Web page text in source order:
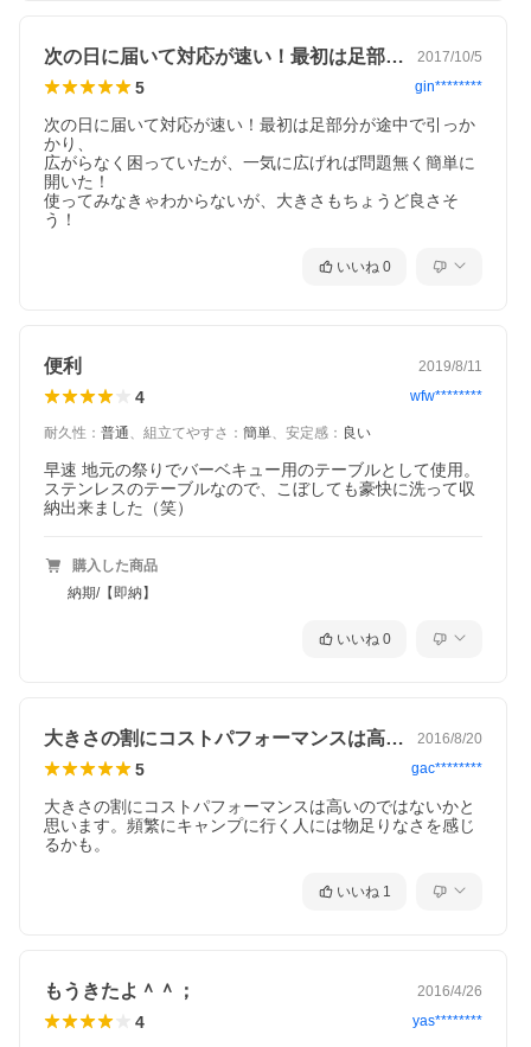
次の日に届いて対応が速い！最初は足部分… 2017/10/5
5 gin********
次の日に届いて対応が速い！最初は足部分が途中で引っか
かり、
広がらなく困っていたが、一気に広げれば問題無く簡単に
開いた！
使ってみなきゃわからないが、大きさもちょうど良さそ
う！
いいね 0
便利 2019/8/11
4 wfw********
耐久性 ： 普通、 組立てやすさ ： 簡単、 安定感 ： 良い
早速 地元の祭りでバーベキュー用のテーブルとして使用。
ステンレスのテーブルなので、こぼしても豪快に洗って収
納出来ました（笑）
購入した商品
納期/【即納】
いいね 0
大きさの割にコストパフォーマンスは高い… 2016/8/20
5 gac********
大きさの割にコストパフォーマンスは高いのではないかと
思います。頻繁にキャンプに行く人には物足りなさを感じ
るかも。
いいね 1
もうきたよ＾＾； 2016/4/26
4 yas********